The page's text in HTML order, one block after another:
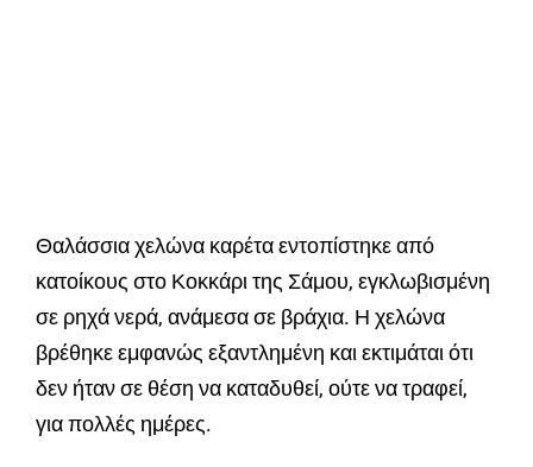
Θαλάσσια χελώνα καρέτα εντοπίστηκε από
κατοίκους στο Κοκκάρι της Σάμου, εγκλωβισμένη
σε ρηχά νερά, ανάμεσα σε βράχια. Η χελώνα
βρέθηκε εμφανώς εξαντλημένη και εκτιμάται ότι
δεν ήταν σε θέση να καταδυθεί, ούτε να τραφεί,
για πολλές ημέρες.